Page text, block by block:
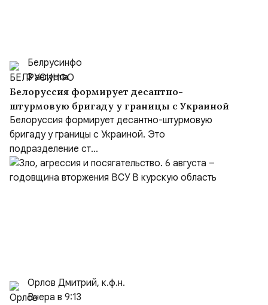
Белрусинфо
3 августа
Белоруссия формирует десантно-
штурмовую бригаду у границы с Украиной
Белоруссия формирует десантно-штурмовую
бригаду у границы с Украиной. Это
подразделение ст...
Орлов Дмитрий, к.ф.н.
Вчера в 9:13